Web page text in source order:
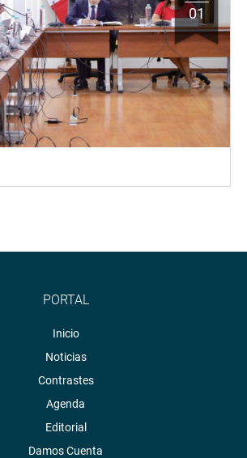
01
PORTAL
Inicio
Noticias
Contrastes
Agenda
Editorial
Damos Cuenta